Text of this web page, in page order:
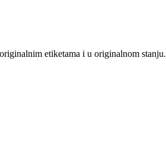
etiketama i u originalnom stanju.